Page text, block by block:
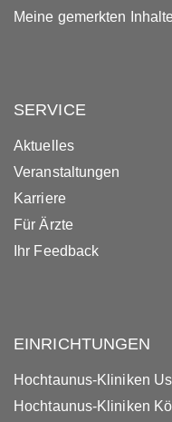
Meine gemerkten
SERVICE
Aktuelles
Veranstaltungen
Karriere
Für Ärzte
Ihr Feedback
EINRICHTUNGEN
Hochtaunus-Kliniken
Hochtaunus-Kliniken